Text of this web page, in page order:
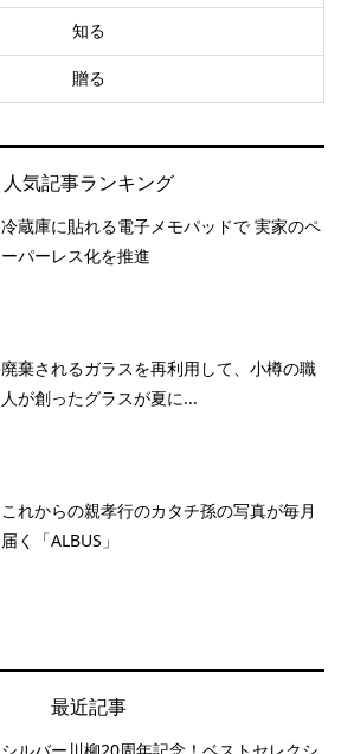
知る
贈る
人気記事ランキング
冷蔵庫に貼れる電子メモパッドで 実家のペ
ーパーレス化を推進
廃棄されるガラスを再利用して、小樽の職
人が創ったグラスが夏に...
これからの親孝行のカタチ孫の写真が毎月
届く「ALBUS」
最近記事
シルバー川柳20周年記念！ベストセレクシ